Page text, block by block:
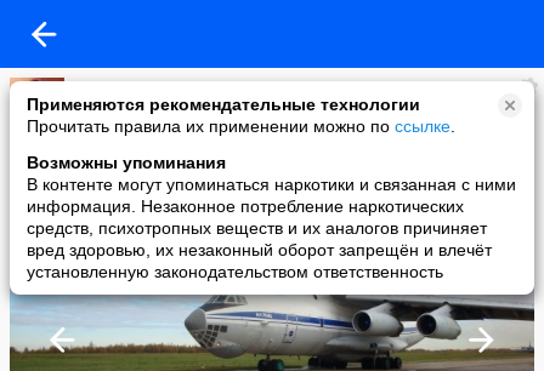
Применяются рекомендательные технологии
Прочитать правила их применении можно по ссылке
Возможны упоминания
В контенте могут упоминаться наркотики и связанная с ними
информация. Незаконное потребление наркотических
средств, психотропных веществ и их аналогов причиняет
вред здоровью, их незаконный оборот запрещён и влечёт
установленную законодательством ответственность
ƗҨƥϰϰ
added a photo
20 Dec в 13:02